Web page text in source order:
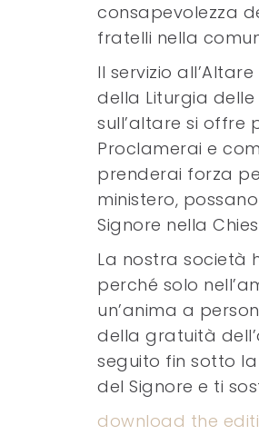
consapevolezza
fratelli nella
Il servizio
della Liturgia
sull’altare si offre
Proclamerai e
prenderai forza
ministero,
Signore nella
La nostra società
perché solo
un’anima a
della gratuità
seguito fin sotto
del Signore e ti
download the